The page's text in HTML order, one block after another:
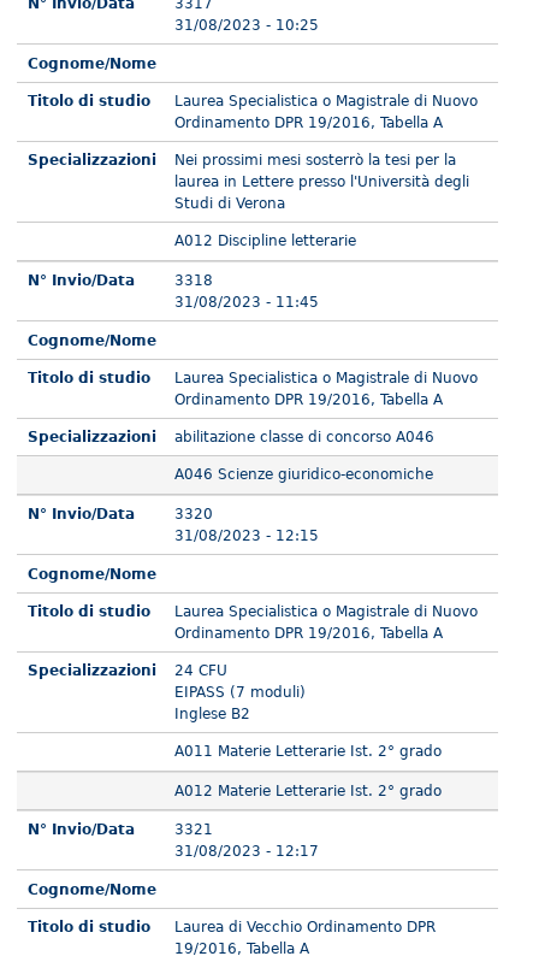
N° Invio/Data
3317
31/08/2023 - 10:25
Cognome/Nome
Titolo di studio
Laurea Specialistica o Magistrale di Nuovo
Ordinamento DPR 19/2016, Tabella A
Specializzazioni
Nei prossimi mesi sosterrò la tesi per la
laurea in Lettere presso l'Università degli
Studi di Verona
A012 Discipline letterarie
N° Invio/Data
3318
31/08/2023 - 11:45
Cognome/Nome
Titolo di studio
Laurea Specialistica o Magistrale di Nuovo
Ordinamento DPR 19/2016, Tabella A
Specializzazioni abilitazione classe di concorso A046
A046 Scienze giuridico-economiche
N° Invio/Data
3320
31/08/2023 - 12:15
Cognome/Nome
Titolo di studio
Laurea Specialistica o Magistrale di Nuovo
Ordinamento DPR 19/2016, Tabella A
Specializzazioni
24 CFU
EIPASS (7 moduli)
Inglese B2
A011 Materie Letterarie Ist. 2° grado
A012 Materie Letterarie Ist. 2° grado
N° Invio/Data
3321
31/08/2023 - 12:17
Cognome/Nome
Titolo di studio
Laurea di Vecchio Ordinamento DPR
19/2016, Tabella A